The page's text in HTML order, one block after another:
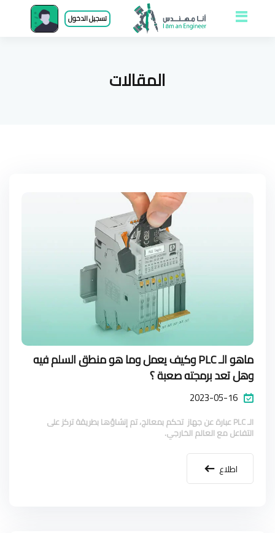
Open and close
تسجيل الدخول
المقالات
ماهو الـ PLC وكيف يعمل وما هو منطق السلم فيه
وهل تعد برمجته صعبة ؟
2023-05-16
الـ PLC عبارة عن جهاز تحكم بمعالج، تم إنشاؤها بطريقة تركز على
التفاعل مع العالم الخارجي.
اطلاع